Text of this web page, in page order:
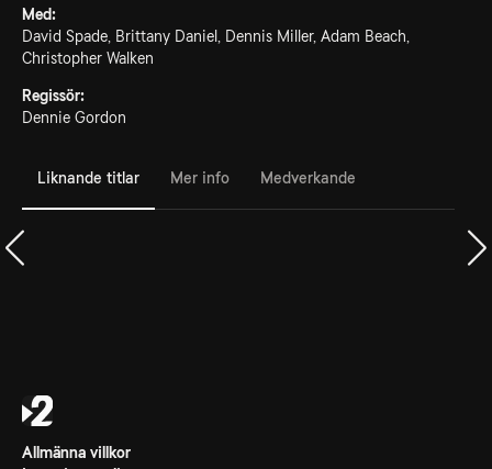
Med:
David Spade, Brittany Daniel, Dennis Miller, Adam Beach,
Christopher Walken
Regissör:
Dennie Gordon
Liknande titlar Mer info Medverkande
Allmänna villkor